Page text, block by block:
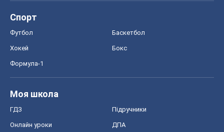
Спорт
Футбол Баскетбол
Хокей Бокс
Формула-1
Моя школа
ГДЗ Підручники
Онлайн уроки ДПА